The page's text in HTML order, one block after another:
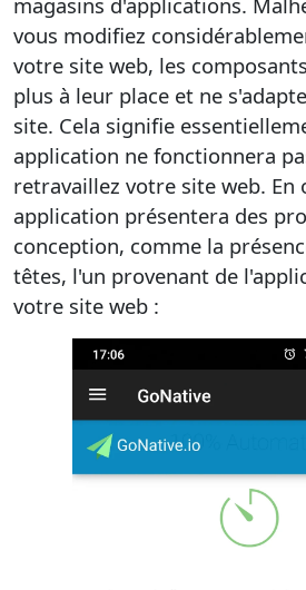
vous modifiez
votre site web, les
plus à leur place et ne
site. Cela signifie
application ne fonctionnera
retravaillez votre site web. En
application présentera des
conception, comme la
têtes, l'un provenant de
votre site web :